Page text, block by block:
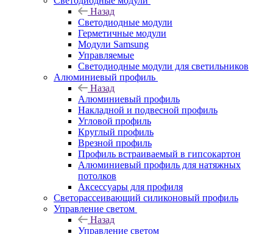
Назад
Светодиодные модули
Герметичные модули
Модули Samsung
Управляемые
Светодиодные модули для светильников
Алюминиевый профиль
Назад
Алюминиевый профиль
Накладной и подвесной профиль
Угловой профиль
Круглый профиль
Врезной профиль
Профиль встраиваемый в гипсокартон
Алюминиевый профиль для натяжных
потолков
Аксессуары для профиля
Светорассеивающий силиконовый профиль
Управление светом
Назад
Управление светом